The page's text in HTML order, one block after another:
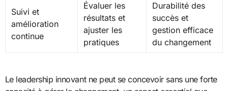
Suivi et
amélioration
continue
Évaluer les
résultats et
ajuster les
pratiques
Durabilité des
succès et
gestion efficace
du changement
Le leadership innovant ne peut se concevoir sans une forte